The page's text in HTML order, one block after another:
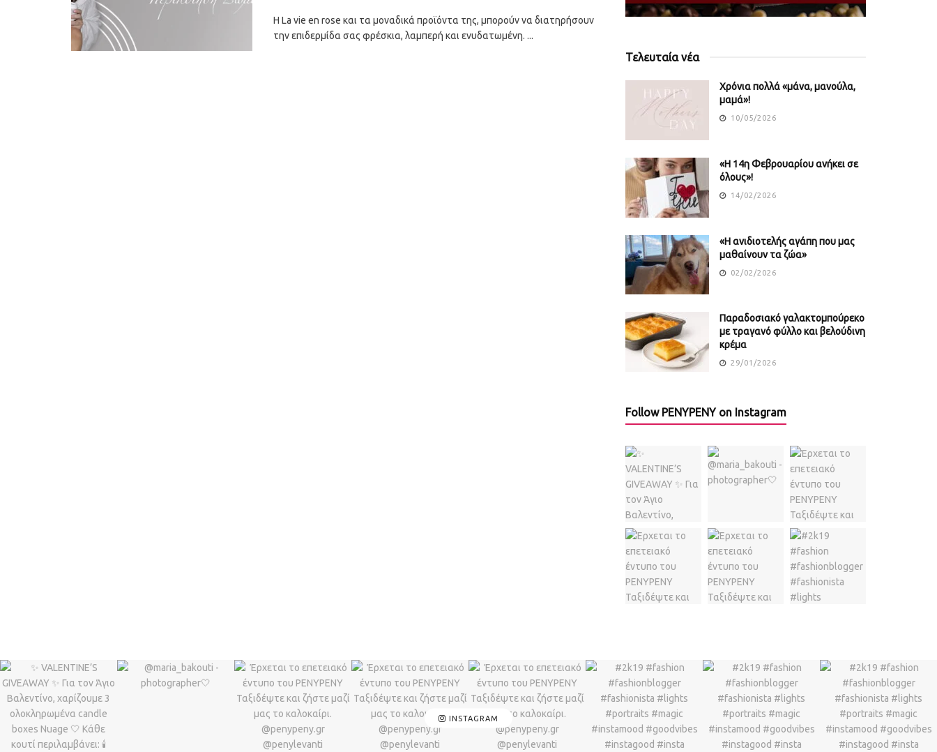
Η La vie en rose και τα μοναδικά προϊόντα της, μπορούν να διατηρήσουν
την επιδερμίδα σας φρέσκια, λαμπερή και ενυδατωμένη. ...
Τελευταία νέα
Χρόνια πολλά «μάνα, μανούλα,
μαμά»!
10/05/2026
«Η 14η Φεβρουαρίου ανήκει σε
όλους»!
14/02/2026
«Η ανιδιοτελής αγάπη που μας
μαθαίνουν τα ζώα»
02/02/2026
Παραδοσιακό γαλακτομπούρεκο
με τραγανό φύλλο και βελούδινη
κρέμα
29/01/2026
Follow PENYPENY on Instagram
INSTAGRAM